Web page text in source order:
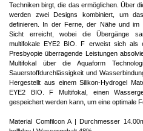
Techniken birgt, die das ermöglichen. Über
werden zwei Designs kombiniert, um
definieren. In der Ferne, der Nähe und im
Sicht erreicht, wobei die Übergänge
multifokale EYE2 BIO. F erweist sich als
Presbyopie überragende Leistungen
Multifokal über die Aquaform
Sauerstoffdurchlässigkeit und
Hergestellt aus einem Silikon-Hydrogel
EYE2 BIO. F Multifokal, einen
gespeichert werden kann, um eine optimale
Material Comfilcon A | Durchmesser